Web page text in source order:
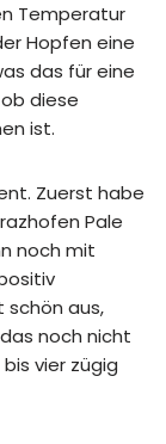
Temperatur
Hopfen eine
das für eine
diese
ist.
Zuerst habe
Pale
noch mit
schön aus,
noch nicht
vier zügig